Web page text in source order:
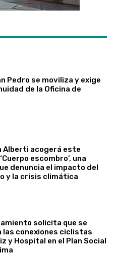
Pedro se moviliza y exige
de la Oficina de
Alberti acogerá este
escombro’, una
denuncia el impacto del
y la crisis climática
solicita que se
las conexiones ciclistas
y Hospital en el Plan Social